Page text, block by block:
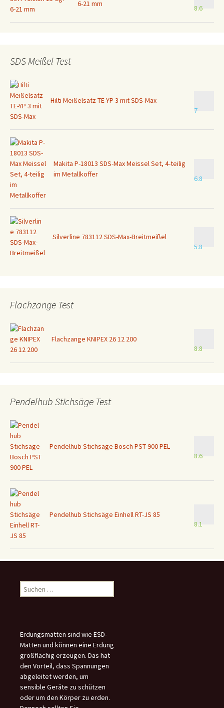
6-21 mm 8.6
SDS Meißel Test
Hilti Meißelsatz TE-YP 3 mit SDS-Max
7
Makita P-18013 SDS-Max Meissel Set, 4-teilig
im Metallkoffer
6.8
Silverline 783112 SDS-Max-Breitmeißel
5.8
Flachzange Test
Flachzange KNIPEX 26 12 200
8.8
Pendelhub Stichsäge Test
Pendelhub Stichsäge Bosch PST 900 PEL
8.6
Pendelhub Stichsäge Einhell RT-JS 85
8.1
Suchen
nach:
Erdungsmatten sind wie ESD-
Matten und können eine Erdung
großflächig erzeugen. Das hat
den Vorteil, dass Spannungen
abgeleitet werden, um
sensible Geräte zu schützen
oder um den Körper zu erden.